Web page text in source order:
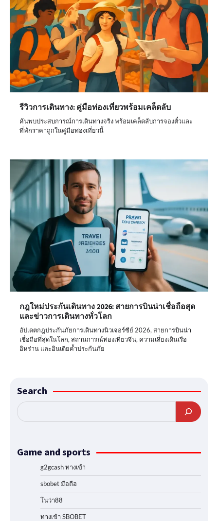
รีวิวการเดินทาง: คู่มือท่องเที่ยวพร้อมเคล็ดลับ
ค้นพบประสบการณ์การเดินทางจริง พร้อมเคล็ดลับการจองตั๋วและ
ที่พักราคาถูกในคู่มือท่องเที่ยวนี้
กฎใหม่ประกันเดินทาง 2026: สายการบินน่าเชื่อถือสุด
และข่าวการเดินทางทั่วโลก
อัปเดตกฎประกันภัยการเดินทางนิวเจอร์ซีย์ 2026, สายการบินน่า
เชื่อถือที่สุดในโลก, สถานการณ์ท่องเที่ยวจีน, ความเสี่ยงเดินเรือ
อิหร่าน และอินเดียค้ำประกันภัย
Search
Search
Game and sports
g2gcash ทางเข้า
sbobet มือถือ
โนว่า88
ทางเข้า SBOBET